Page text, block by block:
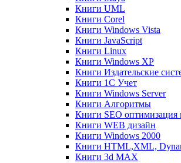
Книги UML
Книги Corel
Книги Windows Vista
Книги JavaScript
Книги Linux
Книги Windows XP
Книги Издательские
Книги 1C Учет
Книги Windows Server
Книги Алгоритмы
Книги SEO оптимизация
Книги WEB дизайн
Книги Windows 2000
Книги HTML,XML,
Книги 3d MAX